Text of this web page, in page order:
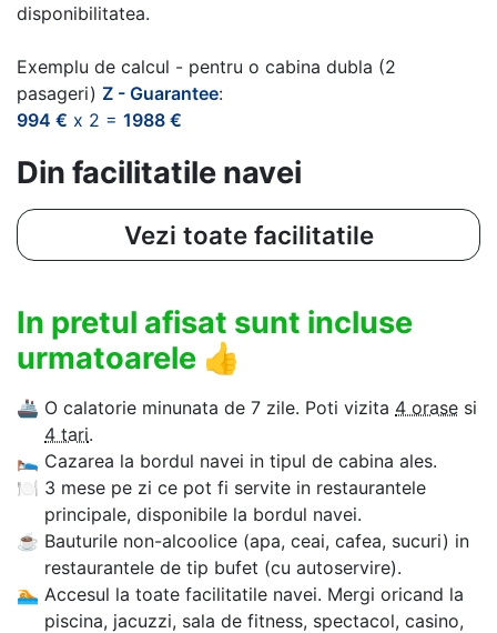
disponibilitatea.
Exemplu de calcul - pentru o cabina dubla (2
pasageri) Z - Guarantee:
994 € x 2 = 1988 €
Din facilitatile navei
Vezi toate facilitatile
In pretul afisat sunt incluse
urmatoarele 👍
🚢 O calatorie minunata de 7 zile. Poti vizita 4 orase si
4 tari.
🛌 Cazarea la bordul navei in tipul de cabina ales.
🍽 3 mese pe zi ce pot fi servite in restaurantele
principale, disponibile la bordul navei.
☕ Bauturile non-alcoolice (apa, ceai, cafea, sucuri) in
restaurantele de tip bufet (cu autoservire).
🏊‍ Accesul la toate facilitatile navei. Mergi oricand la
piscina, jacuzzi, sala de fitness, spectacol, casino,